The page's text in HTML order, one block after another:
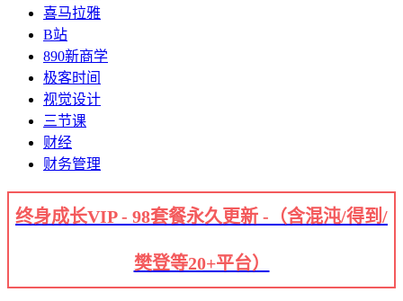
喜马拉雅
B站
890新商学
极客时间
视觉设计
三节课
财经
财务管理
终身成长VIP - 98套餐永久更新 -（含混沌/得到/
樊登等20+平台）